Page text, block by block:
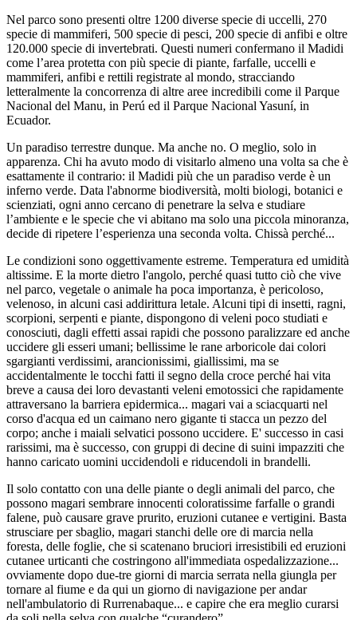
Nel parco sono presenti oltre 1200 diverse specie di uccelli, 270
specie di mammiferi, 500 specie di pesci, 200 specie di anfibi e oltre
120.000 specie di invertebrati. Questi numeri confermano il Madidi
come l’area protetta con più specie di piante, farfalle, uccelli e
mammiferi, anfibi e rettili registrate al mondo, stracciando
letteralmente la concorrenza di altre aree incredibili come il Parque
Nacional del Manu, in Perú ed il Parque Nacional Yasuní, in
Ecuador.
Un paradiso terrestre dunque. Ma anche no. O meglio, solo in
apparenza. Chi ha avuto modo di visitarlo almeno una volta sa che è
esattamente il contrario: il Madidi più che un paradiso verde è un
inferno verde. Data l'abnorme biodiversità, molti biologi, botanici e
scienziati, ogni anno cercano di penetrare la selva e studiare
l’ambiente e le specie che vi abitano ma solo una piccola minoranza,
decide di ripetere l’esperienza una seconda volta. Chissà perché...
Le condizioni sono oggettivamente estreme. Temperatura ed umidità
altissime. E la morte dietro l'angolo, perché quasi tutto ciò che vive
nel parco, vegetale o animale ha poca importanza, è pericoloso,
velenoso, in alcuni casi addirittura letale. Alcuni tipi di insetti, ragni,
scorpioni, serpenti e piante, dispongono di veleni poco studiati e
conosciuti, dagli effetti assai rapidi che possono paralizzare ed anche
uccidere gli esseri umani; bellissime le rane arboricole dai colori
sgargianti verdissimi, arancionissimi, giallissimi, ma se
accidentalmente le tocchi fatti il segno della croce perché hai vita
breve a causa dei loro devastanti veleni emotossici che rapidamente
attraversano la barriera epidermica... magari vai a sciacquarti nel
corso d'acqua ed un caimano nero gigante ti stacca un pezzo del
corpo; anche i maiali selvatici possono uccidere. E' successo in casi
rarissimi, ma è successo, con gruppi di decine di suini impazziti che
hanno caricato uomini uccidendoli e riducendoli in brandelli.
Il solo contatto con una delle piante o degli animali del parco, che
possono magari sembrare innocenti coloratissime farfalle o grandi
falene, può causare grave prurito, eruzioni cutanee e vertigini. Basta
strusciare per sbaglio, magari stanchi delle ore di marcia nella
foresta, delle foglie, che si scatenano bruciori irresistibili ed eruzioni
cutanee urticanti che costringono all'immediata ospedalizzazione...
ovviamente dopo due-tre giorni di marcia serrata nella giungla per
tornare al fiume e da qui un giorno di navigazione per andar
nell'ambulatorio di Rurrenabaque... e capire che era meglio curarsi